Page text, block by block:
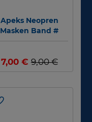
Apeks Neopren
Masken Band #
7,00 €9,00 €